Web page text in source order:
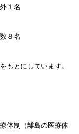
１名
８名
もとにしています。
体制（離島の医療体